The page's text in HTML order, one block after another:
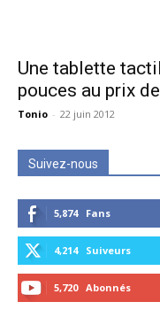
Une tablette
pouces au prix
Tonio - 22 juin 2012
Suivez-nous
5,874 Fans
4,214 Suiveurs
5,720 Abonnés